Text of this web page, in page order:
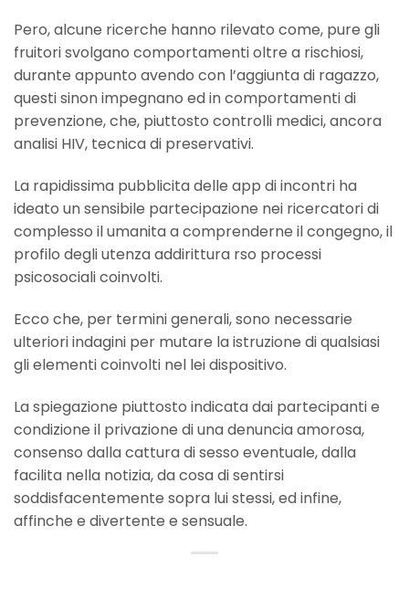
Pero, alcune ricerche hanno rilevato come, pure gli
fruitori svolgano comportamenti oltre a rischiosi,
durante appunto avendo con l’aggiunta di ragazzo,
questi sinon impegnano ed in comportamenti di
prevenzione, che, piuttosto controlli medici, ancora
analisi HIV, tecnica di preservativi.
La rapidissima pubblicita delle app di incontri ha
ideato un sensibile partecipazione nei ricercatori di
complesso il umanita a comprenderne il congegno, il
profilo degli utenza addirittura rso processi
psicosociali coinvolti.
Ecco che, per termini generali, sono necessarie
ulteriori indagini per mutare la istruzione di qualsiasi
gli elementi coinvolti nel lei dispositivo.
La spiegazione piuttosto indicata dai partecipanti e
condizione il privazione di una denuncia amorosa,
consenso dalla cattura di sesso eventuale, dalla
facilita nella notizia, da cosa di sentirsi
soddisfacentemente sopra lui stessi, ed infine,
affinche e divertente e sensuale.